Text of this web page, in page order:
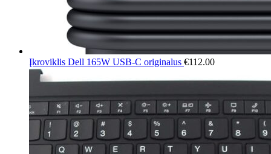
Įkroviklis Dell 165W USB-C originalus €112.00